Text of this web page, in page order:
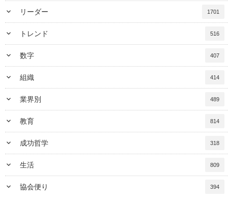
keyboard_arrow_down リーダー 1701
keyboard_arrow_down トレンド 516
keyboard_arrow_down 数字 407
keyboard_arrow_down 組織 414
keyboard_arrow_down 業界別 489
keyboard_arrow_down 教育 814
keyboard_arrow_down 成功哲学 318
keyboard_arrow_down 生活 809
keyboard_arrow_down 協会便り 394